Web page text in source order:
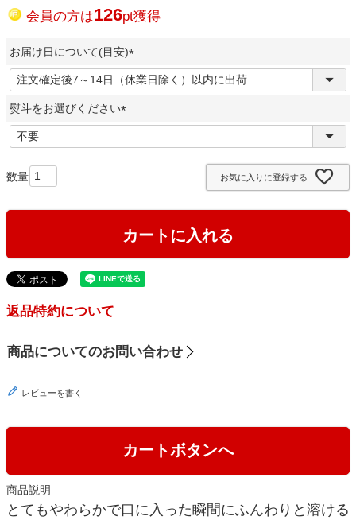
カートボタンへ
商品説明
とてもやわらかで口に入った瞬間にふんわりと溶ける
会員の方は126pt獲得
お届け日について(目安)
(
必
)
熨斗をお選びください
必
お気に入りに登録する
カートに入れる
返品特約について
商品についてのお問い合わせ
レビューを書く